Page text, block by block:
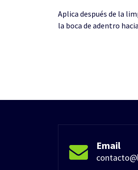
Aplica después de la
la boca de adentro
Email